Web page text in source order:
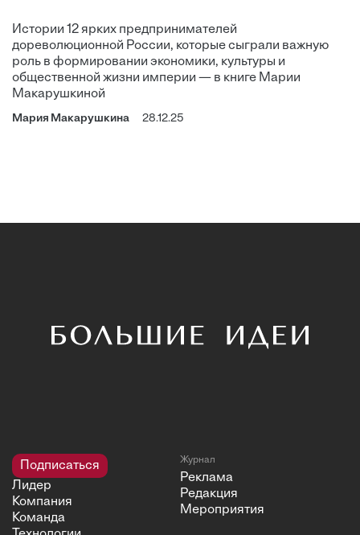
Истории 12 ярких предпринимателей
дореволюционной России, которые сыграли важную
роль в формировании экономики, культуры и
общественной жизни империи — в книге Марии
Макарушкиной
Мария Макарушкина 28.12.25
Подписаться
Лидер
Компания
Команда
Журнал
Реклама
Редакция
Мероприятия